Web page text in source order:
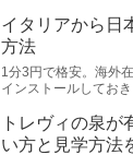
イタリアから日
方法
1分3円で格安。海外
インストールしてお
トレヴィの泉が
い方と見学方法